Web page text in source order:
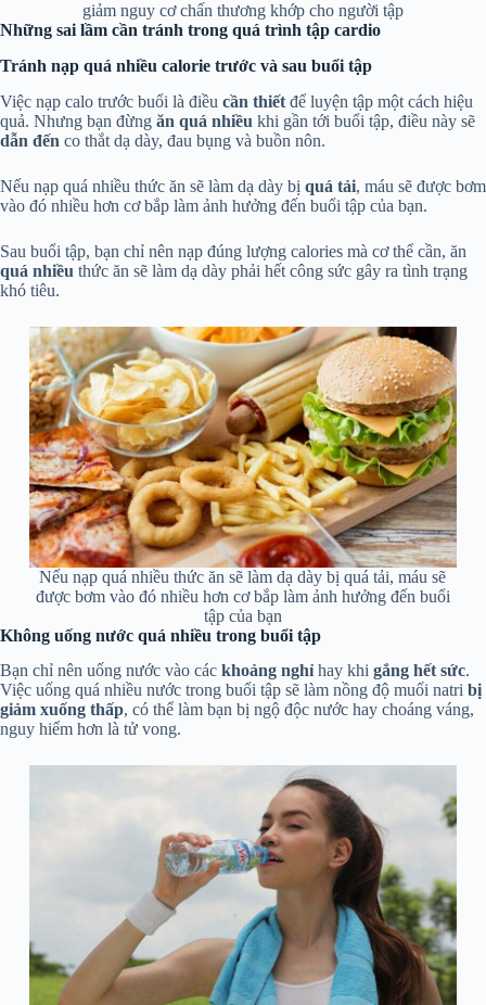
giảm nguy cơ chấn thương khớp cho người tập
Những sai lầm cần tránh trong quá trình tập cardio
Tránh nạp quá nhiều calorie trước và sau buổi tập
Việc nạp calo trước buổi là điều cần thiết để luyện tập một cách hiệu
quả. Nhưng bạn đừng ăn quá nhiều khi gần tới buổi tập, điều này sẽ
dẫn đến co thắt dạ dày, đau bụng và buồn nôn.
Nếu nạp quá nhiều thức ăn sẽ làm dạ dày bị quá tải, máu sẽ được bơm
vào đó nhiều hơn cơ bắp làm ảnh hưởng đến buổi tập của bạn.
Sau buổi tập, bạn chỉ nên nạp đúng lượng calories mà cơ thể cần, ăn
quá nhiều thức ăn sẽ làm dạ dày phải hết công sức gây ra tình trạng
khó tiêu.
Nếu nạp quá nhiều thức ăn sẽ làm dạ dày bị quá tải, máu sẽ
được bơm vào đó nhiều hơn cơ bắp làm ảnh hưởng đến buổi
tập của bạn
Không uống nước quá nhiều trong buổi tập
Bạn chỉ nên uống nước vào các khoảng nghỉ hay khi gắng hết sức.
Việc uống quá nhiều nước trong buổi tập sẽ làm nồng độ muối natri bị
giảm xuống thấp, có thể làm bạn bị ngộ độc nước hay choáng váng,
nguy hiểm hơn là tử vong.